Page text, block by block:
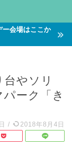
会場はここか
やソリ
ーク「き
/ 2018年8月4日